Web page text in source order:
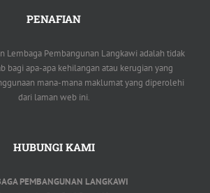
PENAFIAN
Lembaga Pembangunan Langkawi adalah tidak
bagi apa-apa kehilangan atau kerugian yang
mana-mana maklumat yang diperolehi
dari laman web ini.
HUBUNGI KAMI
PEMBANGUNAN LANGKAWI